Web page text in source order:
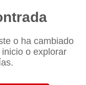
o ha cambiado
o explorar